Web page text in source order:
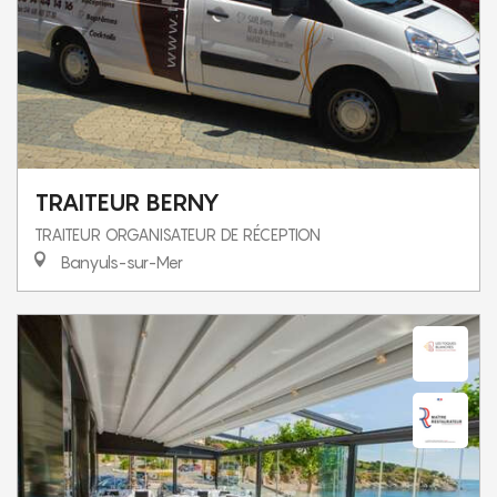
TRAITEUR BERNY
TRAITEUR ORGANISATEUR DE RÉCEPTION
Banyuls-sur-Mer